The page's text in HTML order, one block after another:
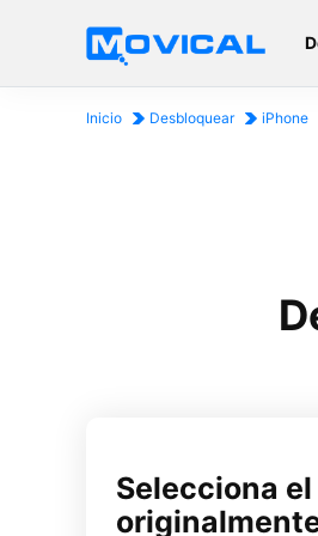
Inicio Desbloquear iPhone
Selecciona